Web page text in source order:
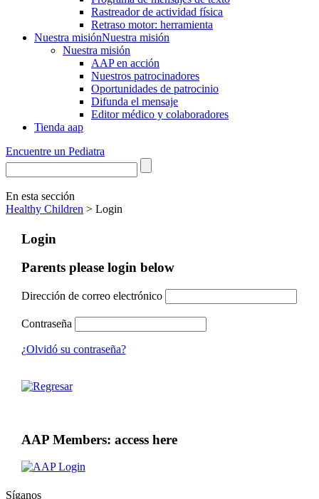
Rastre​​ador de activida​d física
Retraso motor: herramienta
Nuestra misiónNuestra misión
Nuestra misión
AAP en acción
Nuestros patrocinadores
Oportunidades de patrocinio
Difunda el mensaje
Editor médico y colaboradores
Tienda aap
Encuentre un Pediatra
En esta sección
Healthy Children > Login
Login
Parents please login below
Dirección de correo electrónico
Contraseña
¿Olvidó su contraseña?
AAP Members: access here
Síganos